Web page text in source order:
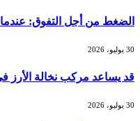
الضغط من أجل التفوق: عندما
30 يوليو، 2026
قد يساعد مركب نخالة الأرز
30 يوليو، 2026